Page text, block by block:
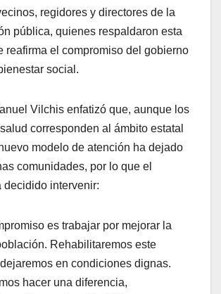
regidores y directores de la
pública, quienes respaldaron esta
reafirma el compromiso del gobierno
social.
Vilchis enfatizó que, aunque los
corresponden al ámbito estatal
modelo de atención ha dejado
comunidades, por lo que el
decidido intervenir:
es trabajar por mejorar la
Rehabilitaremos este
en condiciones dignas.
hacer una diferencia,